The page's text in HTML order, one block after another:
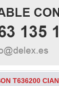
T636200